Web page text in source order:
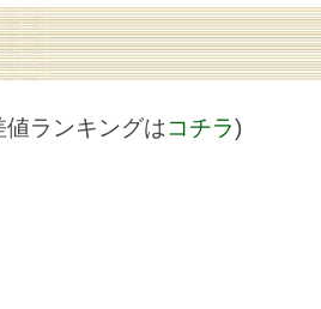
値ランキングはコチラ)